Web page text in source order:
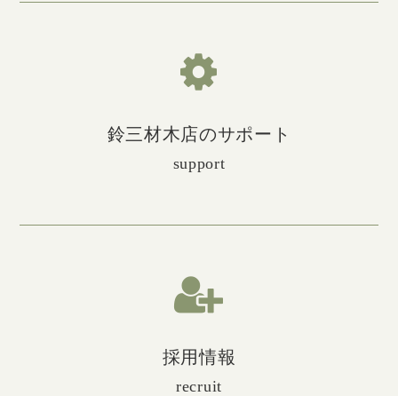
鈴三材木店のサポート
support
採用情報
recruit